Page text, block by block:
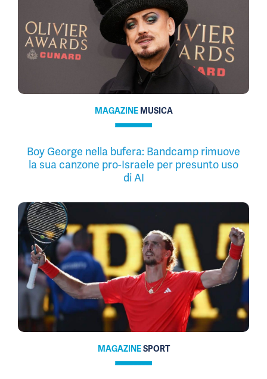
MAGAZINE MUSICA
Boy George nella bufera: Bandcamp rimuove
la sua canzone pro-Israele per presunto uso
di AI
MAGAZINESPORT